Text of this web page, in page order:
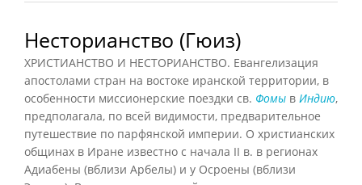
Несторианство (Гюиз)
ХРИСТИАНСТВО И НЕСТОРИАНСТВО. Евангелизация
апостолами стран на востоке иранской территории, в
особенности миссионерские поездки св. Фомы в Индию,
предполагала, по всей видимости, предварительное
путешествие по парфянской империи. О христианских
общинах в Иране известно с начала II в. в регионах
Адиабены (вблизи Арбелы) и у Осроены (вблизи